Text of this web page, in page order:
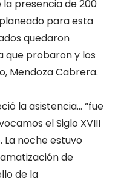
la presencia de 200
para esta
quedaron
que probaron y los
Mendoza Cabrera.
la asistencia… “fue
el Siglo XVIII
La noche estuvo
de
de la